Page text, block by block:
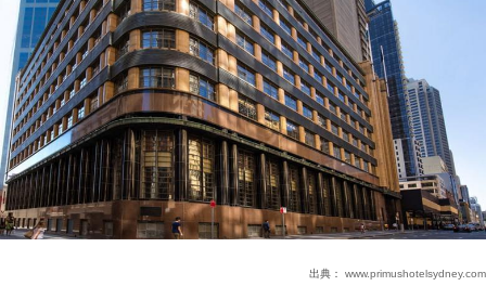
出典： www.primushotelsydney.com